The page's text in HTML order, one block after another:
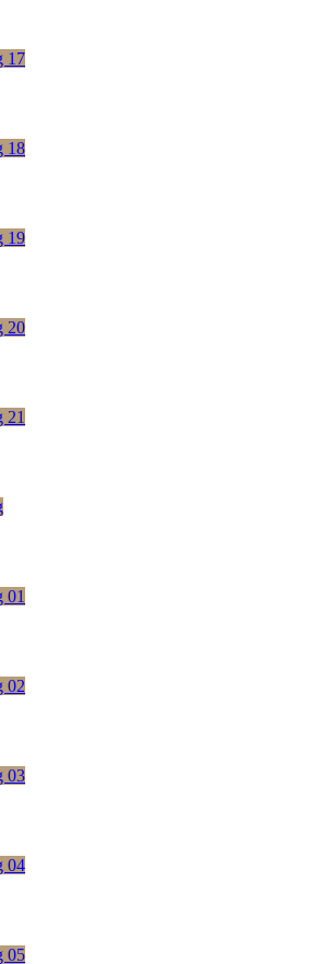
17
18
19
20
21
01
02
03
04
05